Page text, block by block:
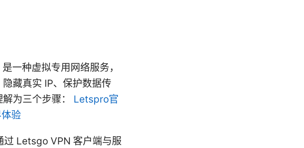
一种虚拟专用网络服务，
藏真实 IP、保护数据传
为三个步骤： Letspro官
验
过 Letsgo VPN 客户端与服